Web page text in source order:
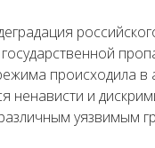
происходила в
ненависти и
уязвимым